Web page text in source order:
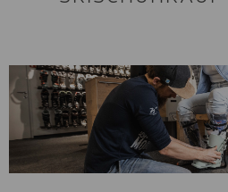
Snowbiken & Schlitten
fahren
Skikarten
Ski- & Boardservice
Saison